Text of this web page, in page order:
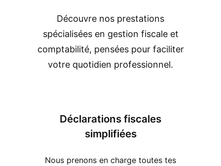
Découvre nos prestations
spécialisées en gestion fiscale et
comptabilité, pensées pour faciliter
votre quotidien professionnel.
Déclarations fiscales
simplifiées
Nous prenons en charge toutes tes